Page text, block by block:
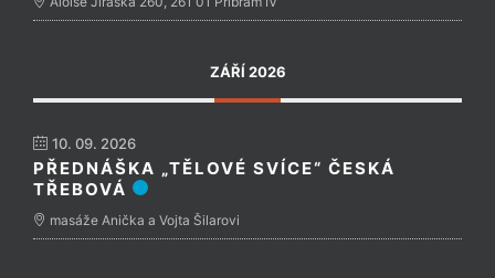
ZÁŘÍ 2026
10. 09. 2026
PŘEDNÁŠKA „TĚLOVÉ SVÍCE“ ČESKÁ
TŘEBOVÁ
masáže Anička a Vojta Šilarovi